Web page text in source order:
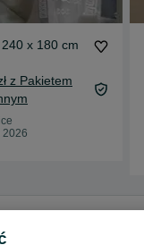
x 180 cm
z Pakietem
2026